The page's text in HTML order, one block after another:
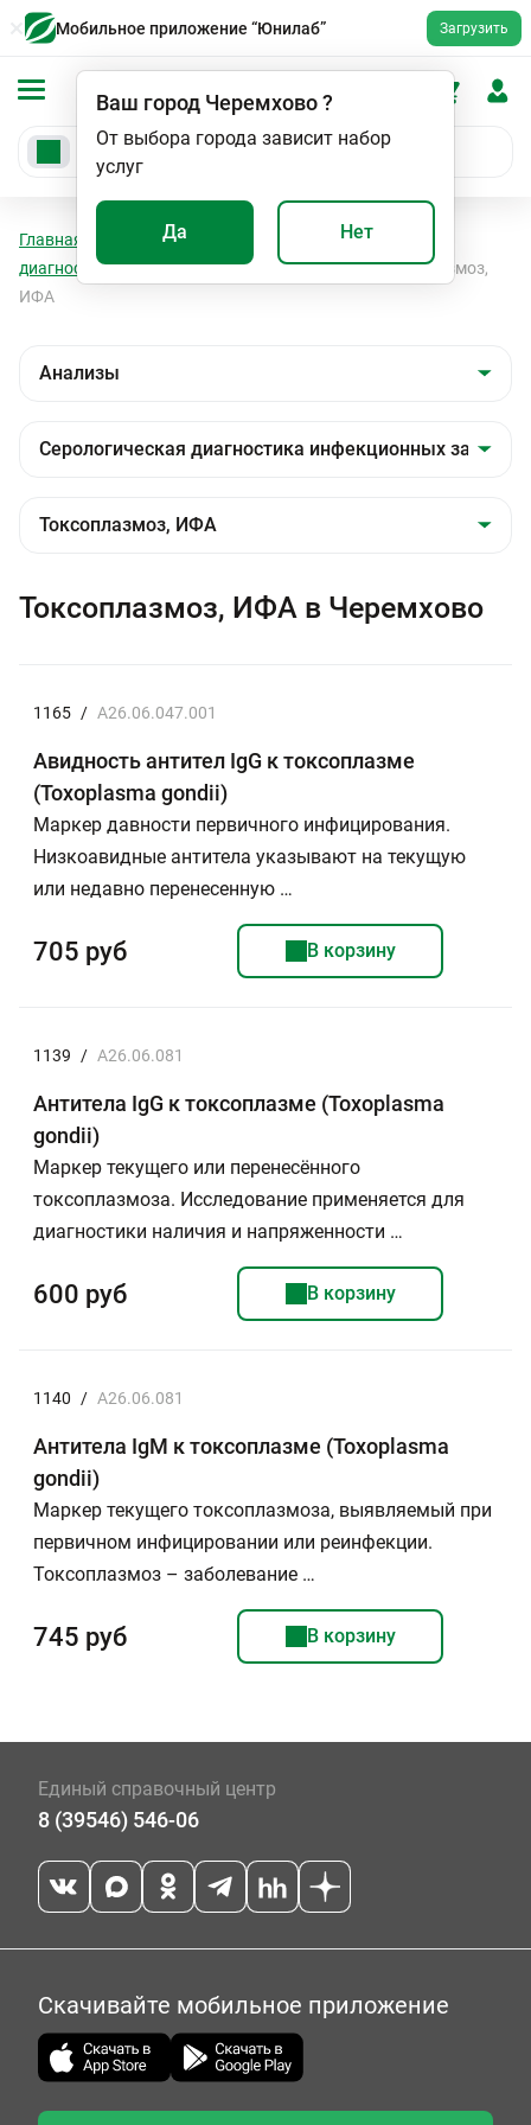
Мобильное приложение “Юнилаб” Загрузить
Ваш город Черемхово?
От выбора города зависит набор
услуг
Да Нет
Главная Анализы
Серологическая
диагностика инфекционных заболеваний
Токсоплазмоз,
ИФА
Токсоплазмоз, ИФА в Черемхово
1165 / A26.06.047.001
Авидность антител IgG к токсоплазме
(Toxoplasma gondii)
Маркер давности первичного инфицирования.
Низкоавидные антитела указывают на текущую
или недавно перенесенную …
705 руб В корзину
1139 / A26.06.081
Антитела IgG к токсоплазме (Toxoplasma
gondii)
Маркер текущего или перенесённого
токсоплазмоза. Исследование применяется для
диагностики наличия и напряженности …
600 руб В корзину
1140 / A26.06.081
Антитела IgМ к токсоплазме (Toxoplasma
gondii)
Маркер текущего токсоплазмоза, выявляемый при
первичном инфицировании или реинфекции.
Токсоплазмоз – заболевание …
745 руб В корзину
Единый справочный центр
8 (39546) 546-06
Скачивайте мобильное приложение